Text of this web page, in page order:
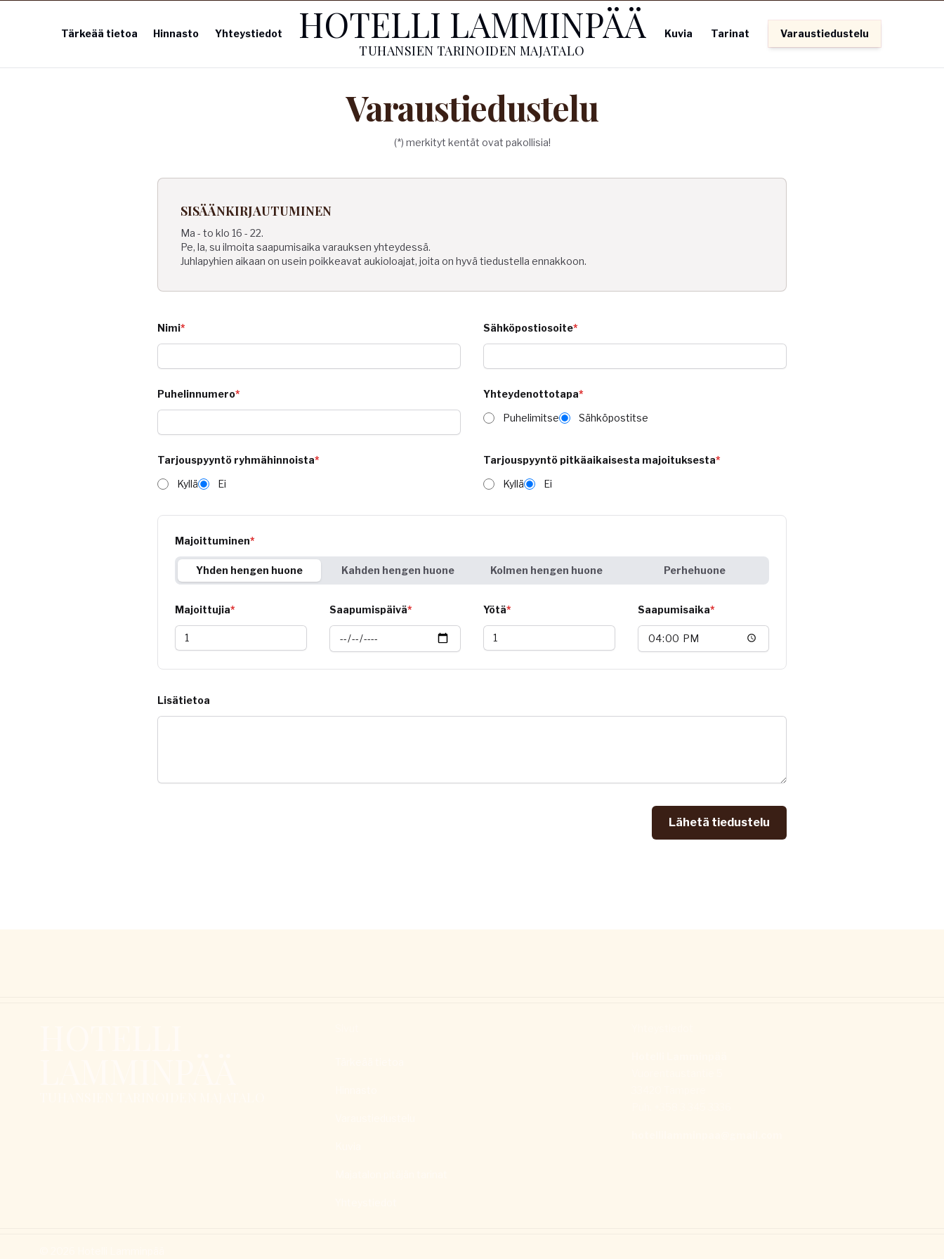
Tärkeää tietoa Hinnasto Yhteystiedot HOTELLI LAMMINPÄÄ
TUHANSIEN TARINOIDEN MAJATALO
Kuvia Tarinat Varaustiedustelu
Varaustiedustelu
(*) merkityt kentät ovat pakollisia!
SISÄÄNKIRJAUTUMINEN
Ma - to klo 16 - 22.
Pe, la, su ilmoita saapumisaika varauksen yhteydessä.
Juhlapyhien aikaan on usein poikkeavat aukioloajat, joita on hyvä tiedustella ennakkoon.
Nimi* Sähköpostiosoite*
Puhelinnumero* Yhteydenottotapa*
Puhelimitse
Sähköpostitse
Tarjouspyyntö ryhmähinnoista*
Kyllä
Ei
Tarjouspyyntö pitkäaikaisesta majoituksesta*
Kyllä
Ei
Majoittuminen*
Yhden hengen huone Kahden hengen huone Kolmen hengen huone Perhehuone
Majoittujia* Saapumispäivä* Yötä* Saapumisaika*
Lisätietoa
Lähetä tiedustelu